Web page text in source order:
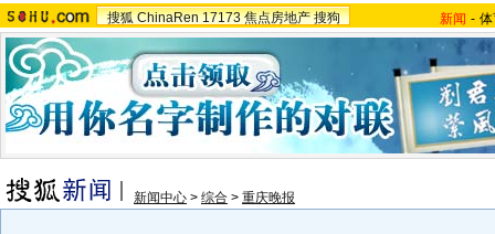
搜狐 ChinaRen 17173 焦点房地产 搜狗 新闻 -
新闻中心 > 综合 > 重庆晚报